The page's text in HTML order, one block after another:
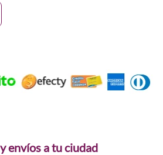
envíos a tu ciudad